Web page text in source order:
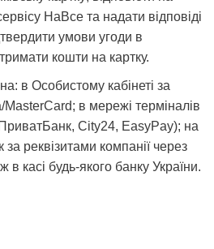
НаВсе та надати відповіді
умови угоди в
кошти на картку.
в Особистому кабінеті за
в мережі терміналів
City24, EasyPay); на
реквізитами компанії через
в касі будь-якого банку України.